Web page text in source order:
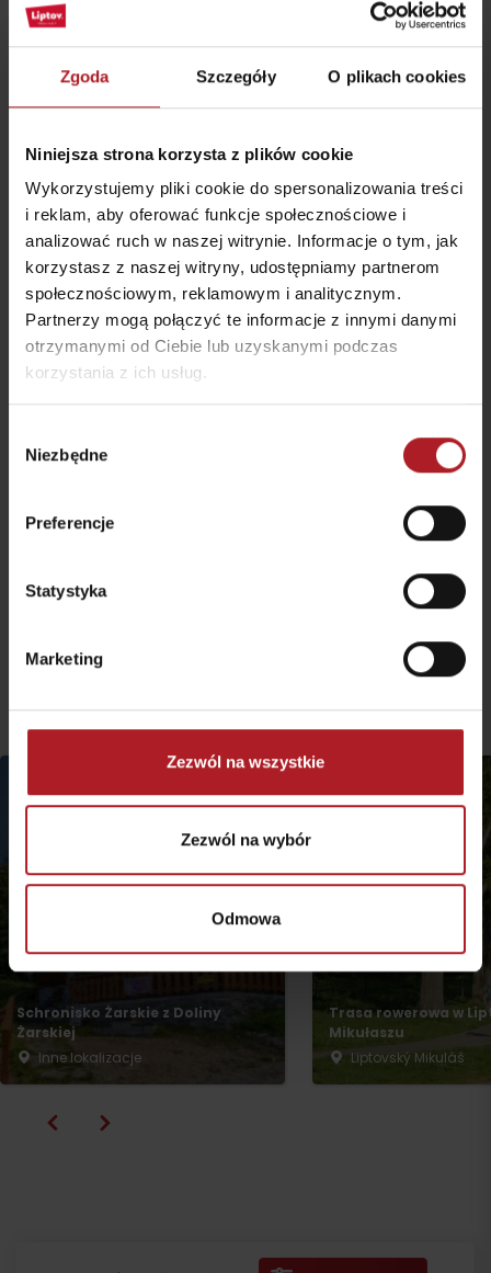
Zgoda Szczegóły O plikach cookies
Niniejsza strona korzysta z plików cookie
Wykorzystujemy pliki cookie do spersonalizowania treści
i reklam, aby oferować funkcje społecznościowe i
analizować ruch w naszej witrynie. Informacje o tym, jak
korzystasz z naszej witryny, udostępniamy partnerom
społecznościowym, reklamowym i analitycznym.
Partnerzy mogą połączyć te informacje z innymi danymi
otrzymanymi od Ciebie lub uzyskanymi podczas
korzystania z ich usług.
zgody
Niezbędne
Preferencje
Statystyka
Marketing
Zezwól na wszystkie
Zezwól na wybór
Odmowa
Punktem startowym jest parking przy kąpielisku w
miejscowości Liptovský Ján. Ciekawym przystankiem na trasie jest
ekspozycja mennicza Podziemie pod Wieżami. Można się także
Staniszowską (Stanišovská jaskyňa). Wejścia do jaskini „strzegą”
zabawne figury z drewna, przy których można sobie pstryknąć
Strachanovka. W pobliżu znajduje się także wieża widokowa, z której
Parking: parking przy letnim basenie Termal Raj
Schronisko Żarskie z Doliny
Żarskiej
Inne lokalizacje
Trasa rowerowa w
Mikułaszu
Liptovský Mikuláš
Wyjazd